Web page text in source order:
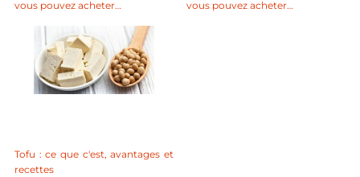
vous pouvez acheter…
vous pouvez acheter…
Tofu : ce que c'est, avantages et
recettes